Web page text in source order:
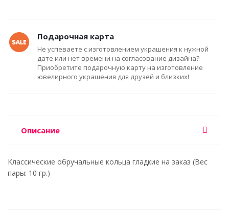
Подарочная карта
Не успеваете с изготовлением украшения к нужной
дате или нет времени на согласование дизайна?
Приобретите подарочную карту на изготовление
ювелирного украшения для друзей и близких!
Описание
Классические обручальные кольца гладкие на заказ (Вес
пары: 10 гр.)